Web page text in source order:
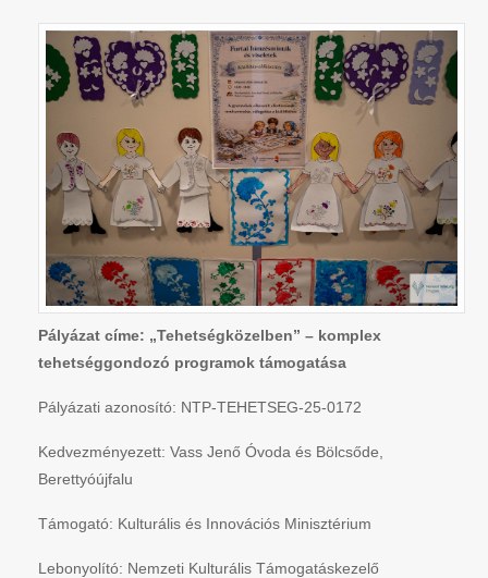
Pályázat címe: „Tehetségközelben” – komplex
tehetséggondozó programok támogatása
Pályázati azonosító: NTP-TEHETSEG-25-0172
Kedvezményezett: Vass Jenő Óvoda és Bölcsőde,
Berettyóújfalu
Támogató: Kulturális és Innovációs Minisztérium
Lebonyolító: Nemzeti Kulturális Támogatáskezelő